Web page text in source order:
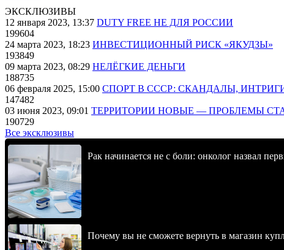
ЭКСКЛЮЗИВЫ
12 января 2023, 13:37 DUTY FREE НЕ ДЛЯ РОССИИ
199604
24 марта 2023, 18:23 ИНВЕСТИЦИОННЫЙ РИСК «ЯКУДЗЫ»
193849
09 марта 2023, 08:29 НЕЛЁГКИЕ ДЕНЬГИ
188735
06 февраля 2025, 15:00 СПОРТ В СССР: СКАНДАЛЫ,
147482
03 июня 2023, 09:01 ТЕРРИТОРИИ НОВЫЕ — ПРОБЛЕМЫ
190729
Все эксклюзивы
Рак начинается не с боли: онколог назвал
Почему вы не сможете вернуть в магазин